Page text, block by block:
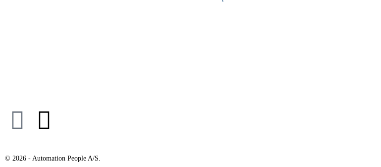
© 2026 - Automation People A/S.